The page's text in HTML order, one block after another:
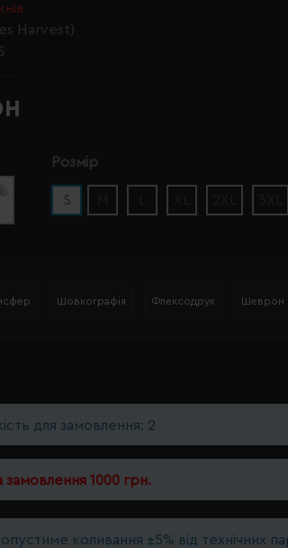
Harvest)
Розмір
S
Шовкографія Флексодрук Шеврон
для замовлення: 2
замовлення 1000 грн.
коливання ±5% від технічних